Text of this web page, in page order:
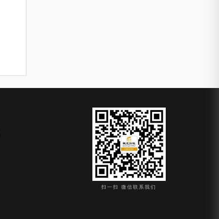
扫一扫 微信联系我们